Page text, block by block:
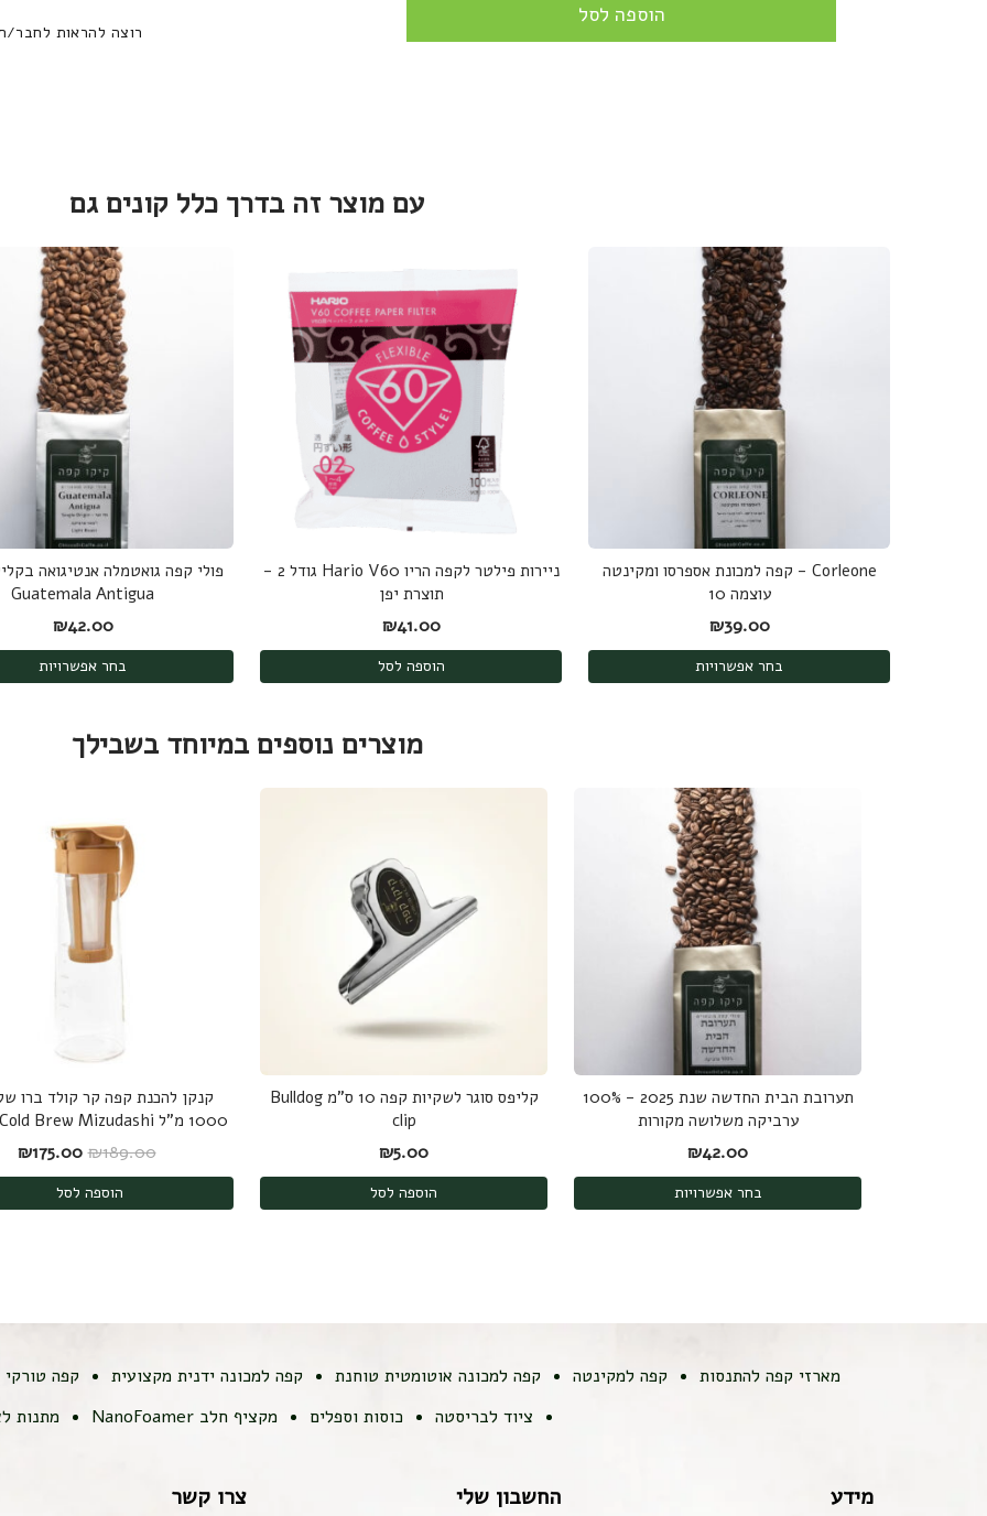
הוספה לסל
רוצה להראות לחבר/
עם מוצר זה בדרך כלל קונים גם
Corleone - קפה למכונת אספרסו ומקינטה
עוצמה 10
₪39.00
בחר אפשרויות
ניירות פילטר לקפה הריו Hario V60 גודל 2 -
תוצרת יפן
₪41.00
הוספה לסל
פולי קפה גואטמלה אנטיגואה
Guatemala Antigua
₪42.00
בחר אפשרויות
מוצרים נוספים במיוחד בשבילך
תערובת הבית החדשה שנת 2025 - 100%
ערביקה משלושה מקורות
₪42.00
בחר אפשרויות
קליפס סוגר לשקיות קפה 10 ס"מ Bulldog
clip
₪5.00
הוספה לסל
קנקן להכנת קפה קר קולד ברו
1000 מ"ל Hario Cold Brew Mizudashi
₪189.00 המחיר המקורי
₪175.00
הוספה לסל
מארזי קפה להתנסות קפה למקינטה קפה למכונה אוטומטית טוחנת קפה למכונה ידנית מקצועית
קפה טורקי
ציוד לבריסטה
כוסות וספלים מקציף חלב NanoFoamer מתנות
מידע החשבון שלי צרו קשר